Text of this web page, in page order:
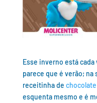
Esse inverno está
parece que é verão; na
receitinha de
esquenta mesmo e é